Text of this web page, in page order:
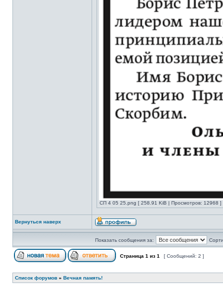
СП 4 05 25.png [ 258.91 KiB | Просмотров: 12968 ]
Вернуться наверх
Показать сообщения за:
Страница 1 из 1 [ Сообщений: 2 ]
Список форумов » Вечная память!